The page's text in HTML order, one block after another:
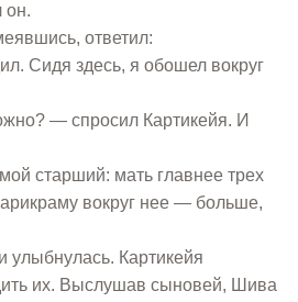
он.
ответил:
Сидя здесь, я обошел вокруг
— спросил Картикейя. И
старший: мать главнее трех
вокруг нее — больше,
Картикейя
их. Выслушав сыновей, Шива